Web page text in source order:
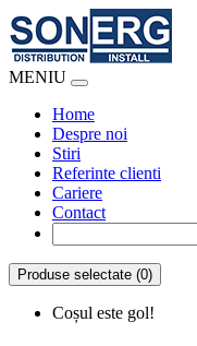
MENIU
Home
Despre noi
Stiri
Referinte clienti
Cariere
Contact
Produse selectate (0)
Coșul este gol!